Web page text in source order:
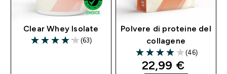
Clear Whey Isolate
4.14 out of 5 stars
(63)
Polvere di proteine del
collagene
4 out of 5 stars
(46)
discounted
22,99 €‎